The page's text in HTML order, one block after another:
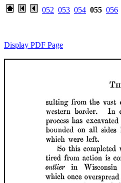
052 053 054 055 056
Display PDF Page